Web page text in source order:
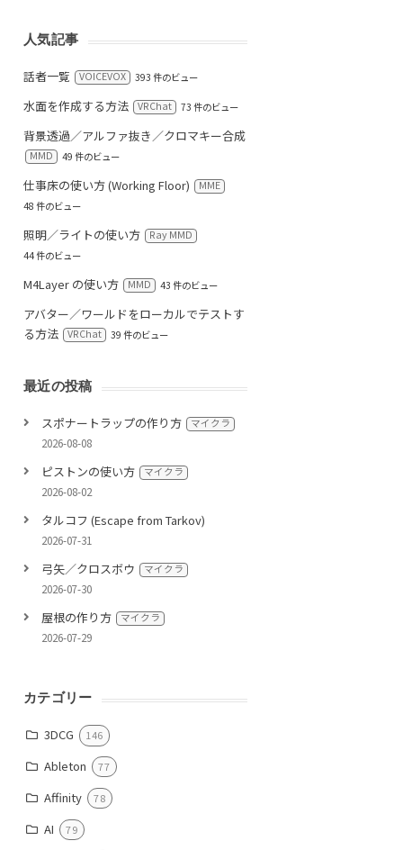
人気記事
話者一覧 VOICEVOX 393 件のビュー
水面を作成する方法 VRChat 73 件のビュー
背景透過／アルファ抜き／クロマキー合成
MMD 49 件のビュー
仕事床の使い方 (Working Floor)
MME
48 件のビュー
照明／ライトの使い方
Ray MMD
44 件のビュー
M4Layer の使い方 MMD 43 件のビュー
アバター／ワールドをローカルでテストす
る方法
VRChat 39 件のビュー
最近の投稿
スポナートラップの作り方 マイクラ
2026-08-08
ピストンの使い方 マイクラ
2026-08-02
タルコフ (Escape from Tarkov)
2026-07-31
弓矢／クロスボウ マイクラ
2026-07-30
屋根の作り方 マイクラ
2026-07-29
カテゴリー
3DCG 146
Ableton 77
Affinity 78
AI 79